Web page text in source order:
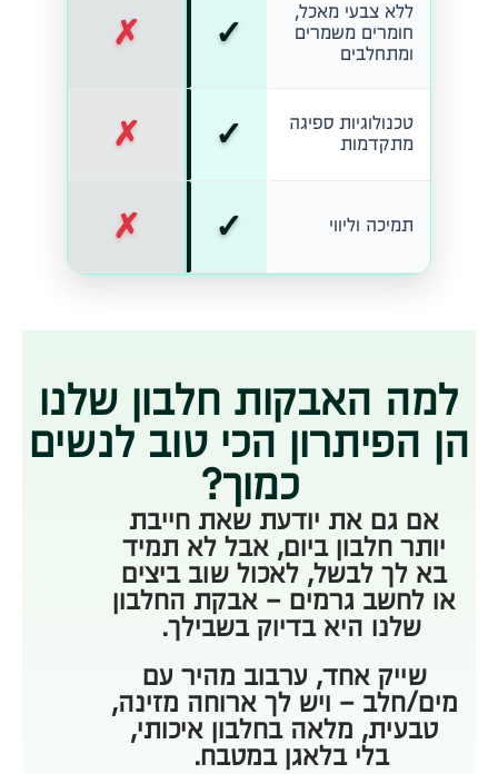
ללא צבעי מאכל,
חומרים משמרים
ומתחלבים
✓
✗
טכנולוגיות ספיגה
מתקדמות
✓
✗
תמיכה וליווי ✓
✗
למה האבקות חלבון שלנו
הן הפיתרון הכי טוב לנשים
כמוך?
אם גם את יודעת שאת חייבת
יותר חלבון ביום, אבל לא תמיד
בא לך לבשל, לאכול שוב ביצים
או לחשב גרמים – אבקת החלבון
שלנו היא בדיוק בשבילך.
שייק אחד, ערבוב מהיר עם
מים/חלב – ויש לך ארוחה מזינה,
טבעית, מלאה בחלבון איכותי,
בלי בלאגן במטבח.